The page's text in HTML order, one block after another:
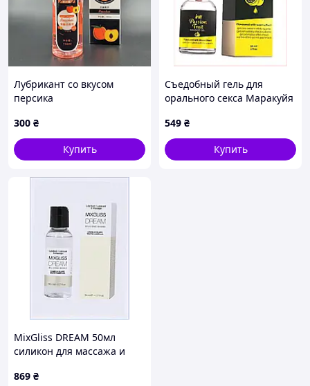
Лубрикант со вкусом
персика
300 ₴
Купить
Съедобный гель для
орального секса Маракуйя
549 ₴
Купить
MixGliss DREAM 50мл
силикон для массажа и
869 ₴